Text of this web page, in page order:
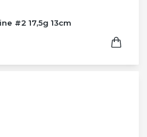
#2 17,5g 13cm